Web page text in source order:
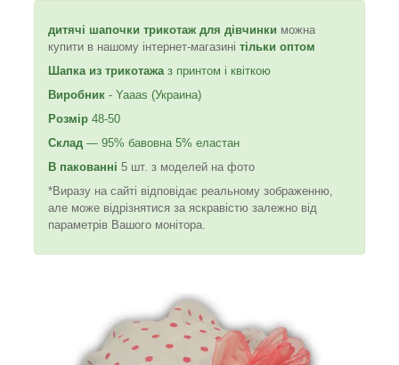
дитячі шапочки трикотаж для дівчинки можна
купити в нашому інтернет-магазині тільки оптом
Шапка из трикотажа з принтом і квіткою
Виробник - Yaaas (Украина)
Розмір 48-50
Склад — 95% бавовна 5% еластан
В пакованні 5 шт. з моделей на фото
*Виразу на сайті відповідає реальному зображенню,
але може відрізнятися за яскравістю залежно від
параметрів Вашого монітора.